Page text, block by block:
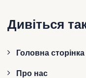
Дивіться
Головна сторінка
Про нас